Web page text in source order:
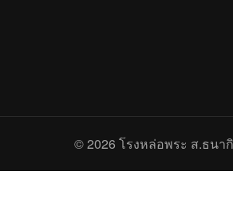
© 2026 โรงหล่อพระ ส.ธน